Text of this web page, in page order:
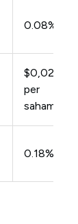
0.08%
$0,02
per
saham
0.18%